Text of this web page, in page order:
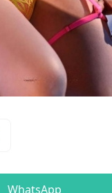
WhatsApp